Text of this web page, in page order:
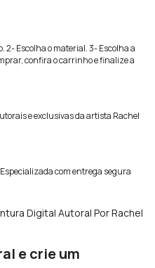
2- Escolha o material. 3- Escolha a
confira o carrinho e finalize a
e exclusivas da artista Rachel
com entrega segura
Digital Autoral Por Rachel
e crie um